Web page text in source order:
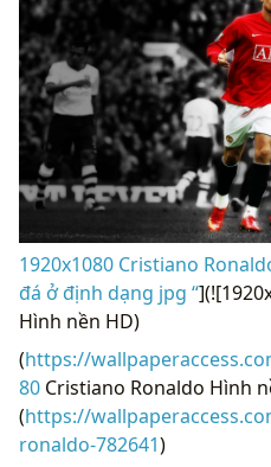
1920x1080 Cristiano
đá ở định dạng jpg “
Hình nền HD)
(https://
80 Cristiano Ronaldo Hình
(https://
ronaldo-782641)